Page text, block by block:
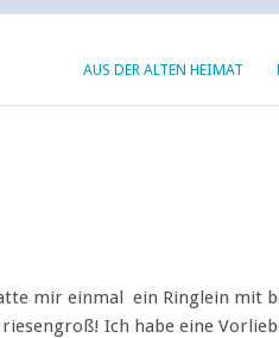
AUS DER ALTEN HEIMAT
mir einmal ein Ringlein mit
Ich habe eine